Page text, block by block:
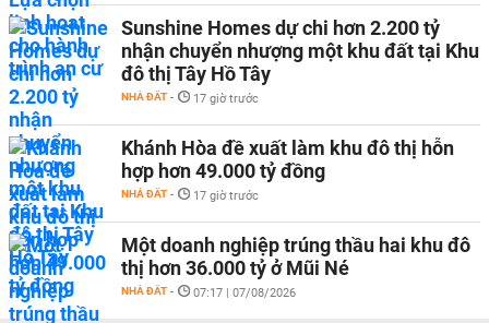
Sunshine Homes dự chi hơn 2.200 tỷ
nhận chuyển nhượng một khu đất tại Khu
đô thị Tây Hồ Tây
NHÀ ĐẤT - 17 giờ trước
Khánh Hòa đề xuất làm khu đô thị hỗn
hợp hơn 49.000 tỷ đồng
NHÀ ĐẤT - 17 giờ trước
Một doanh nghiệp trúng thầu hai khu đô
thị hơn 36.000 tỷ ở Mũi Né
NHÀ ĐẤT - 07:17 | 07/08/2026